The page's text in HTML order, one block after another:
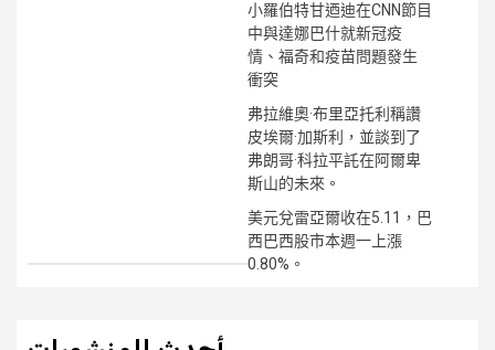
小羅伯特甘迺迪在CNN節目
中與達娜巴什就新冠疫
情、福奇和疫苗問題發生
衝突
弗拉維奧·布里亞托利稱讚
皮埃爾·加斯利，並談到了
弗朗哥·科拉平託在阿爾卑
斯山的未來。
美元兌雷亞爾收在5.11，巴
西巴西股市本週一上漲
0.80%。